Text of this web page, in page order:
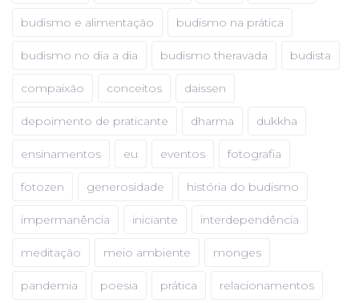
budismo e alimentação budismo na prática
budismo no dia a dia budismo theravada budista
compaixão conceitos daissen
depoimento de praticante dharma dukkha
ensinamentos eu eventos fotografia
fotozen generosidade história do budismo
impermanência iniciante interdependência
meditação meio ambiente monges
pandemia poesia prática relacionamentos